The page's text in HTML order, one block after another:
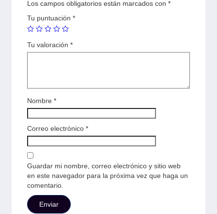
Los campos obligatorios están marcados con *
Tu puntuación *
Tu valoración *
Nombre *
Correo electrónico *
Guardar mi nombre, correo electrónico y sitio web
en este navegador para la próxima vez que haga un
comentario.